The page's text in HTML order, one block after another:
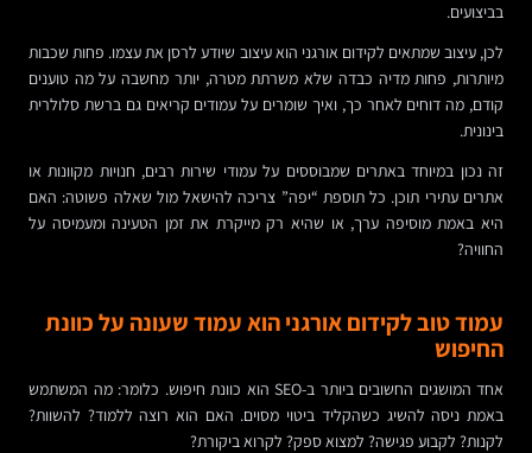
בביצועים.
לכן, עיצוב שמתאים לקידום אורגני הוא עיצוב שיודע לרסן את עצמו. פחות שכבות
מיותרות, פחות מדיה כבדה שלא משרתת מטרה, יותר מחשבה על מה טוענים
קודם, מה דוחים לאחר כך, ואיך שומרים על עמודים קריאים גם ברשת סלולרית
בינונית.
זה נכון במיוחד באתרים שמבוססים על עמודי שירות רבים, חנויות מקוונות או
אתרים עתירי תוכן. כל תוספת “יפה” צריכה להישאל מול שאלה פשוטה: האם
היא באמת מוסיפה ערך, או שהיא רק מייקרת את זמן הטעינה ומעמיסה על
החוויה?
עמוד טוב לקידום אורגני הוא עמוד שעונה על כוונת
החיפוש
אחד המושגים החשובים ביותר ב-SEO הוא כוונת חיפוש. כלומר: מה המשתמש
באמת ניסה להשיג כשהקליד ביטוי מסוים. האם הוא רוצה ללמוד? להשוות?
לקנות? לקבוע פגישה? למצוא ספק? לקרוא ביקורת?